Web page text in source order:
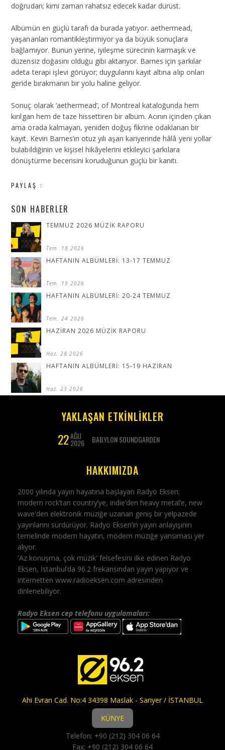
doğrudan; kimi zaman rahatsız edecek kadar dürüst.
Albümün en güçlü tarafı da burada yatıyor. aethermead,
yaşananları romantikleştirmiyor ya da büyük sonuçlara
bağlamıyor. Bunun yerine, iyileşme sürecinin karmaşık ve
düzensiz doğasını olduğu gibi aktarıyor. Barnes için şarkılar
adeta terapi işlevi görüyor; duygularını kayıt altına alıp onları
geride bırakmanın bir yolu haline geliyor.
Sonuç olarak ‘aethermead’, of Montreal kataloğunda hem
kırılgan hem de taze hissettiren bir albüm. Acının içinden çıkan
ama orada kalmayan, yeniden doğuş fikrine odaklanan bir
kayıt. Kevin Barnes’ın otuz yılı aşan kariyerinde hâlâ yeni yollar
bulabildiğinin ve kişisel hikâyelerini etkileyici şarkılara
dönüştürme becerisini koruduğunun güçlü bir kanıtı.
PAYLAŞ :
SON HABERLER
TEMMUZ 2026 MÜZİK RAPORU
Tem. 18 2026
HAFTANIN ALBÜMLERİ: 13-17 TEMMUZ
Tem. 19 2026
HAFTANIN ALBÜMLERİ: 20-24 TEMMUZ
Tem. 24 2026
HAZİRAN 2026 MÜZİK RAPORU
Haz. 28 2026
HAFTANIN ALBÜMLERİ: 15-19 HAZİRAN
Haz. 23 2026
HAKKIMIZDA
2000 yılında yayın hayatına başlayan Radyo Eksen;
modern rock’tan country’ye, indie’den heavy metal’e, new
wave'den elektronik müziğe uzanan geniş bir yelpazede
yayınlarını sürdürüyor. Radyo Eksen’in yayın anlayışının
temelinde modern hayatın, modern müziğe yansıması yer
alıyor.
'Az konuşma, çok müzik' felsefesini ilke edinen Radyo
Eksen, İstanbul’da 96.2 frekansından yayın yapıyor ve
internetten www.radioeksen.com adresinden
dinlenebiliyor.
Radyo Eksen cep telefonu uygulamaları:
YAKLAŞAN ETKİNLİKLER
22AĞU
2026 BABYLON SOUNDGARDEN
Ahi Evran Cad. No:4 34398 Maslak - Sarıyer / İSTANBUL
KÜNYE
Telefon: +90 (212) 304 06 64
Fax: +90 (212) 304 06 64